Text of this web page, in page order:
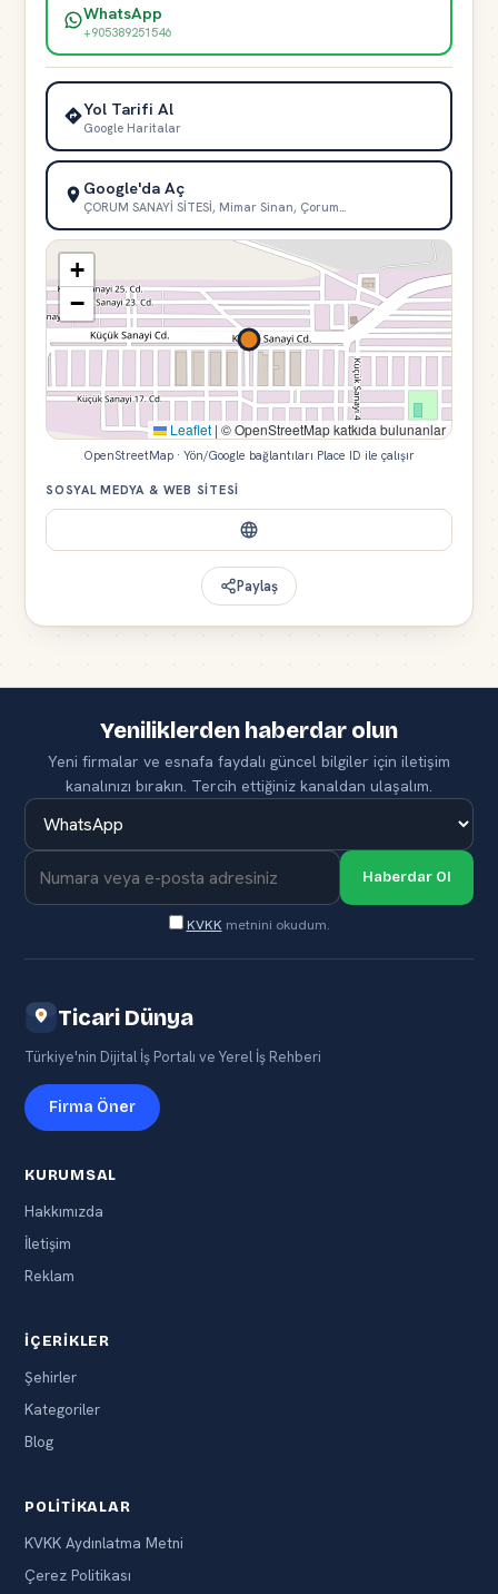
WhatsApp
+905389251546
Yol Tarifi Al
Google Haritalar
Google'da Aç
ÇORUM SANAYİ SİTESİ, Mimar Sinan, Çorum…
+
−
Leaflet | © OpenStreetMap katkıda bulunanlar
OpenStreetMap · Yön/Google bağlantıları Place ID ile çalışır
SOSYAL MEDYA & WEB SITESI
Paylaş
Yeniliklerden haberdar olun
Yeni firmalar ve esnafa faydalı güncel bilgiler için iletişim
kanalınızı bırakın. Tercih ettiğiniz kanaldan ulaşalım.
Haberdar Ol
KVKK metnini okudum.
Ticari Dünya
Türkiye'nin Dijital İş Portalı ve Yerel İş Rehberi
Firma Öner
KURUMSAL
Hakkımızda
İletişim
Reklam
İÇERIKLER
Şehirler
Kategoriler
Blog
POLITIKALAR
KVKK Aydınlatma Metni
Çerez Politikası